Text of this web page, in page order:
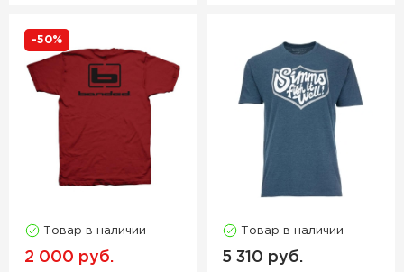
-50%
Товар в наличии
2 000 руб.
Товар в наличии
5 310 руб.